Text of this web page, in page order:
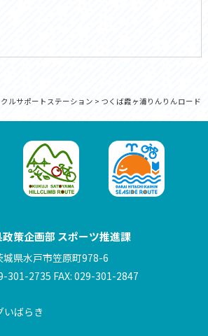
ルサポートステーション > つくば霞ヶ浦りんりんロード
策企画部 スポーツ推進課
城県水戸市笠原町978-6
301-2735 FAX: 029-301-2847
ばらき